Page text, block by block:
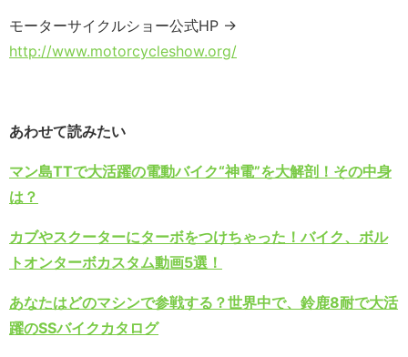
モーターサイクルショー公式HP →
http://www.motorcycleshow.org/
あわせて読みたい
マン島TTで大活躍の電動バイク“神電”を大解剖！その中身
は？
カブやスクーターにターボをつけちゃった！バイク、ボル
トオンターボカスタム動画5選！
あなたはどのマシンで参戦する？世界中で、鈴鹿8耐で大活
躍のSSバイクカタログ